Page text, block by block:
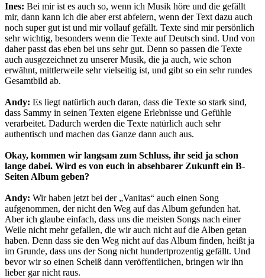
Ines: Bei mir ist es auch so, wenn ich Musik höre und die gefällt
mir, dann kann ich die aber erst abfeiern, wenn der Text dazu auch
noch super gut ist und mir vollauf gefällt. Texte sind mir persönlich
sehr wichtig, besonders wenn die Texte auf Deutsch sind. Und von
daher passt das eben bei uns sehr gut. Denn so passen die Texte
auch ausgezeichnet zu unserer Musik, die ja auch, wie schon
erwähnt, mittlerweile sehr vielseitig ist, und gibt so ein sehr rundes
Gesamtbild ab.
Andy: Es liegt natürlich auch daran, dass die Texte so stark sind,
dass Sammy in seinen Texten eigene Erlebnisse und Gefühle
verarbeitet. Dadurch werden die Texte natürlich auch sehr
authentisch und machen das Ganze dann auch aus.
Okay, kommen wir langsam zum Schluss, ihr seid ja schon
lange dabei. Wird es von euch in absehbarer Zukunft ein B-
Seiten Album geben?
Andy: Wir haben jetzt bei der „Vanitas“ auch einen Song
aufgenommen, der nicht den Weg auf das Album gefunden hat.
Aber ich glaube einfach, dass uns die meisten Songs nach einer
Weile nicht mehr gefallen, die wir auch nicht auf die Alben getan
haben. Denn dass sie den Weg nicht auf das Album finden, heißt ja
im Grunde, dass uns der Song nicht hundertprozentig gefällt. Und
bevor wir so einen Scheiß dann veröffentlichen, bringen wir ihn
lieber gar nicht raus.